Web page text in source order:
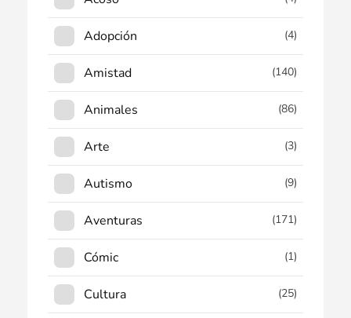
Adopción (4)
Amistad (140)
Animales (86)
Arte (3)
Autismo (9)
Aventuras (171)
Cómic (1)
Cultura (25)